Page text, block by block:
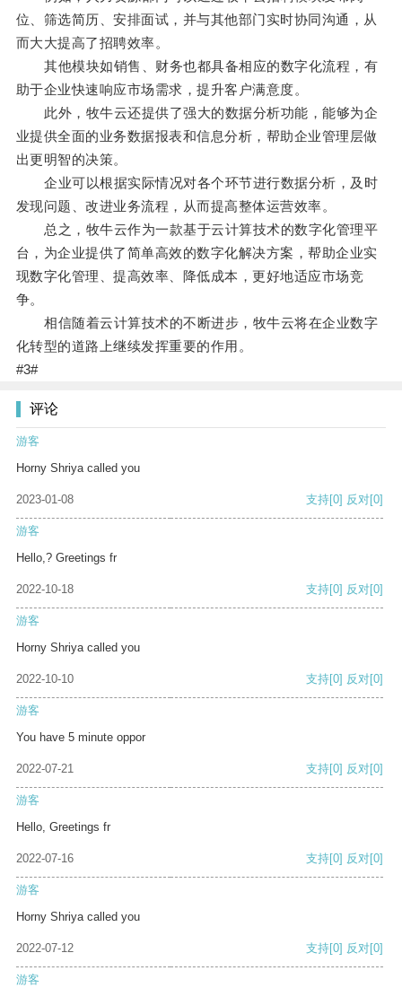
位、筛选简历、安排面试，并与其他部门实时协同沟通，从
而大大提高了招聘效率。
其他模块如销售、财务也都具备相应的数字化流程，有
助于企业快速响应市场需求，提升客户满意度。
此外，牧牛云还提供了强大的数据分析功能，能够为企
业提供全面的业务数据报表和信息分析，帮助企业管理层做
出更明智的决策。
企业可以根据实际情况对各个环节进行数据分析，及时
发现问题、改进业务流程，从而提高整体运营效率。
总之，牧牛云作为一款基于云计算技术的数字化管理平
台，为企业提供了简单高效的数字化解决方案，帮助企业实
现数字化管理、提高效率、降低成本，更好地适应市场竞
争。
相信随着云计算技术的不断进步，牧牛云将在企业数字
化转型的道路上继续发挥重要的作用。
#3#
评论
游客
Horny Shriya called you
2023-01-08 支持[0] 反对[0]
游客
Hello,? Greetings fr
2022-10-18 支持[0] 反对[0]
游客
Horny Shriya called you
2022-10-10 支持[0] 反对[0]
游客
You have 5 minute oppor
2022-07-21 支持[0] 反对[0]
游客
Hello, Greetings fr
2022-07-16 支持[0] 反对[0]
游客
Horny Shriya called you
2022-07-12 支持[0] 反对[0]
游客